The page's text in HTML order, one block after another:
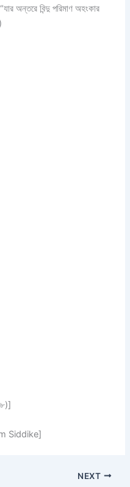
অন্তরে বিন্দু পরিমাণ অহংকার
Siddike]
NEXT